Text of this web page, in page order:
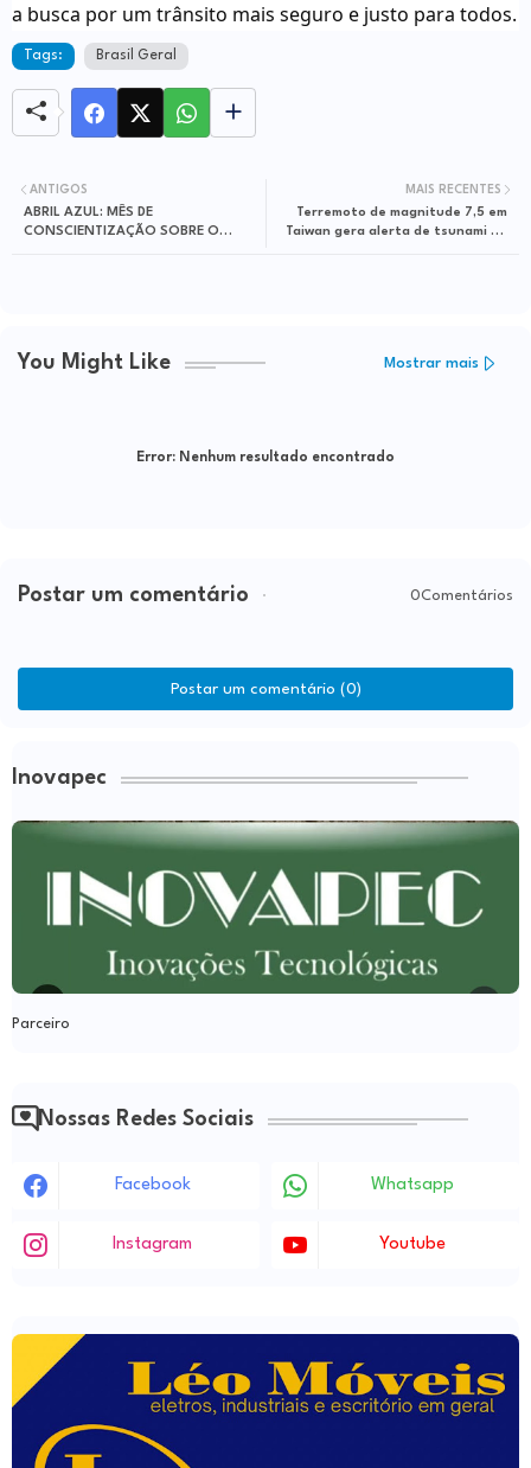
a busca por um trânsito mais seguro e justo para todos.
Tags: Brasil Geral
MAIS RECENTES
Terremoto de magnitude 7,5 em
Taiwan gera alerta de tsunami no
ANTIGOS
ABRIL AZUL: MÊS DE
CONSCIENTIZAÇÃO SOBRE O
You Might Like Mostrar mais
Error: Nenhum resultado encontrado
Postar um comentário 0Comentários
Postar um comentário (0)
Inovapec
Parceiro
Nossas Redes Sociais
Facebook Whatsapp
Instagram Youtube